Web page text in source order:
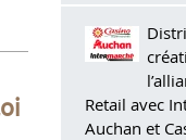
Retail avec
Auchan et